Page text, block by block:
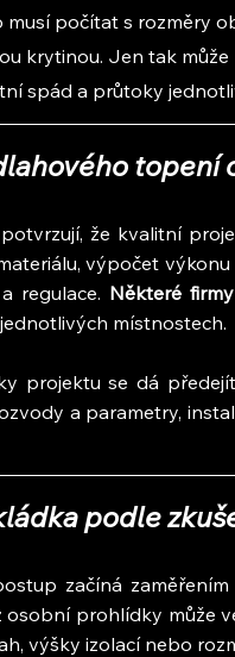
počítat s rozměry
krytinou. Jen tak
spád a průtoky
topení
že kvalitní
výpočet
regulace. Některé
místnostech.
projektu se dá
a parametry,
podle
začíná
osobní prohlídky může
výšky izolací nebo